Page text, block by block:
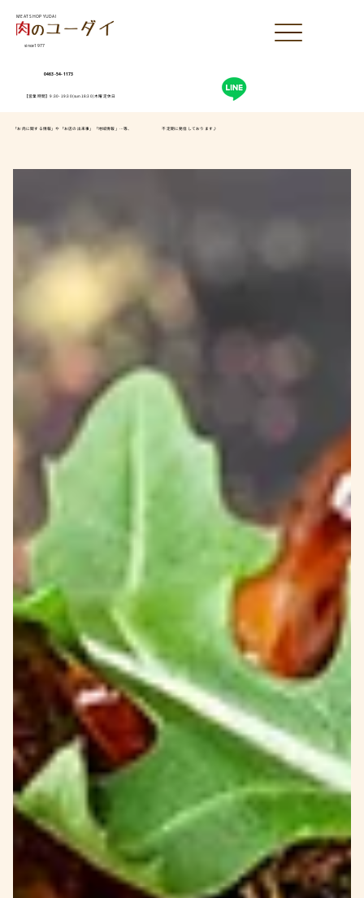
0463-54-1173
【営業時間】9:30-19:30(sun18:30)木曜定休日
MEAT SHOP YUDAI
since1977
「お肉に関する情報」や「お店の出来事」「地域情報」…等、 不定期に発信しております♪